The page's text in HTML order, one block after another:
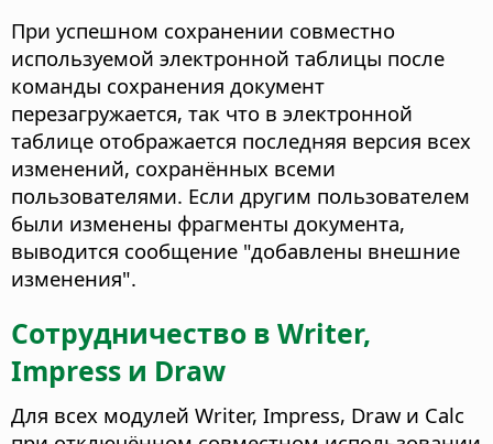
При успешном сохранении совместно
используемой электронной таблицы после
команды сохранения документ
перезагружается, так что в электронной
таблице отображается последняя версия всех
изменений, сохранённых всеми
пользователями. Если другим пользователем
были изменены фрагменты документа,
выводится сообщение "добавлены внешние
изменения".
Сотрудничество в Writer,
Impress и Draw
Для всех модулей Writer, Impress, Draw и Calc